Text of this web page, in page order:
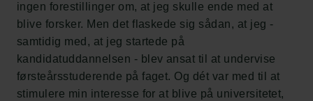
ingen forestillinger om, at jeg skulle ende med at
blive forsker. Men det flaskede sig sådan, at jeg -
samtidig med, at jeg startede på
kandidatuddannelsen - blev ansat til at undervise
førsteårsstuderende på faget. Og dét var med til at
stimulere min interesse for at blive på universitetet,